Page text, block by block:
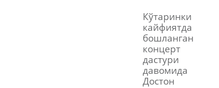
Кўтаринки
кайфиятда
бошланган
концерт
дастури
давомида
Достон